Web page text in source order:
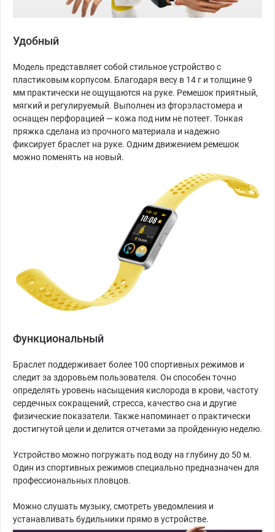
Удобный
Модель представляет собой стильное устройство с
пластиковым корпусом. Благодаря весу в 14 г и толщине 9
мм практически не ощущаются на руке. Ремешок приятный,
мягкий и регулируемый. Выполнен из фторэластомера и
оснащен перфорацией — кожа под ним не потеет. Тонкая
пряжка сделана из прочного материала и надежно
фиксирует браслет на руке. Одним движением ремешок
можно поменять на новый.
Функциональный
Браслет поддерживает более 100 спортивных режимов и
следит за здоровьем пользователя. Он способен точно
определять уровень насыщения кислорода в крови, частоту
сердечных сокращений, стресса, качество сна и другие
физические показатели. Также напоминает о практически
достигнутой цели и делится отчетами за пройденную неделю.
Устройство можно погружать под воду на глубину до 50 м.
Один из спортивных режимов специально предназначен для
профессиональных пловцов.
Можно слушать музыку, смотреть уведомления и
устанавливать будильники прямо в устройстве.